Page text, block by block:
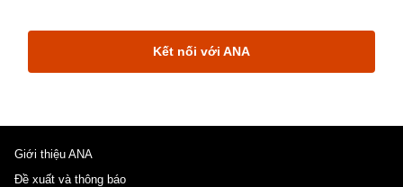
Kết nối với ANA
Giới thiệu ANA
Đề xuất và thông báo